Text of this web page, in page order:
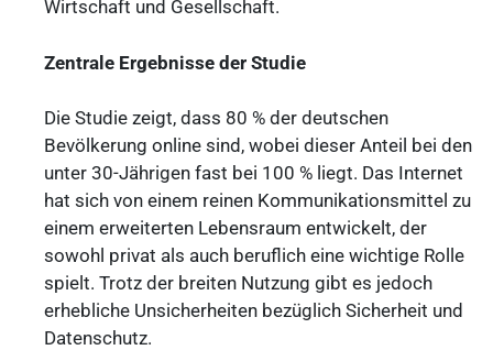
Wirtschaft und Gesellschaft.
Zentrale Ergebnisse der Studie
Die Studie zeigt, dass 80 % der deutschen
Bevölkerung online sind, wobei dieser Anteil bei den
unter 30-Jährigen fast bei 100 % liegt. Das Internet
hat sich von einem reinen Kommunikationsmittel zu
einem erweiterten Lebensraum entwickelt, der
sowohl privat als auch beruflich eine wichtige Rolle
spielt. Trotz der breiten Nutzung gibt es jedoch
erhebliche Unsicherheiten bezüglich Sicherheit und
Datenschutz.